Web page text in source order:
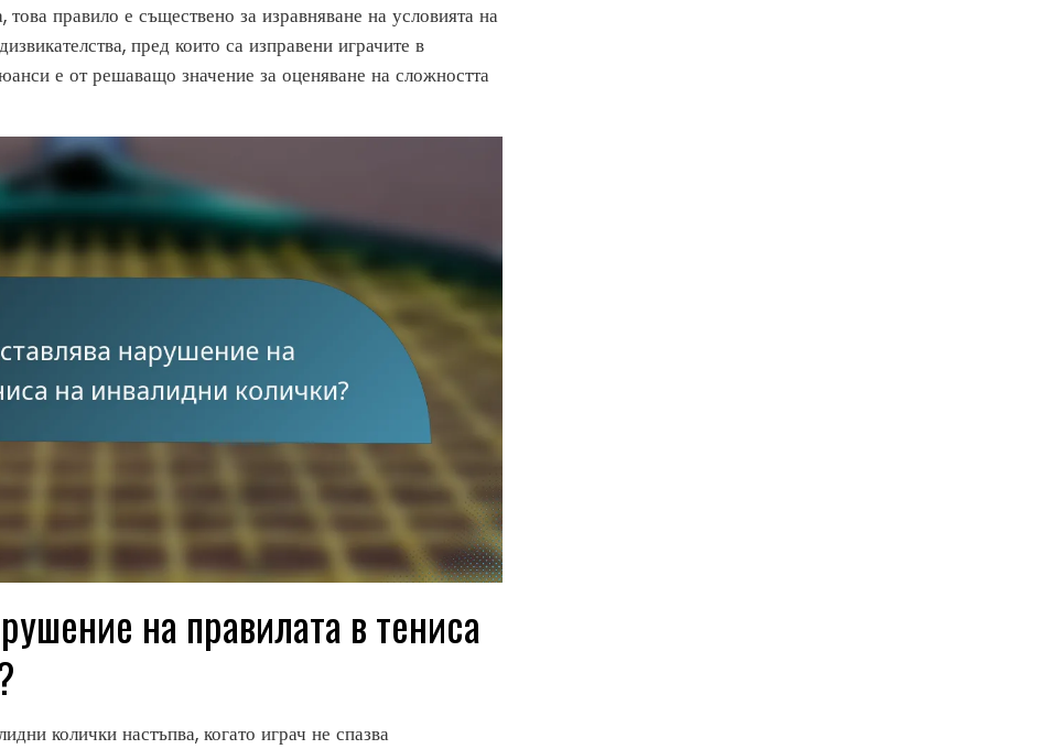
това правило е съществено за изравняване на условията на
пред които са изправени играчите в
е от решаващо значение за оценяване на сложността
на правилата в тениса
колички настъпва, когато играч не спазва